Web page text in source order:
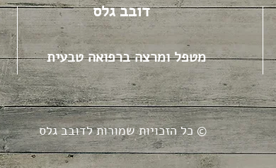
דובב גלס
מטפל ומרצה ברפואה טבעית
כל הזכויות שמורות לדובב גלס ©